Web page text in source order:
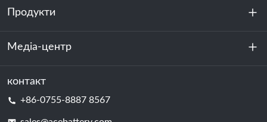
Про нас
Стійкість
Продукти
Зберігання енергії
Центр обробки даних та серверна кімната
Медіа-центр
Новини
контакт
+86-0755-8887 8567